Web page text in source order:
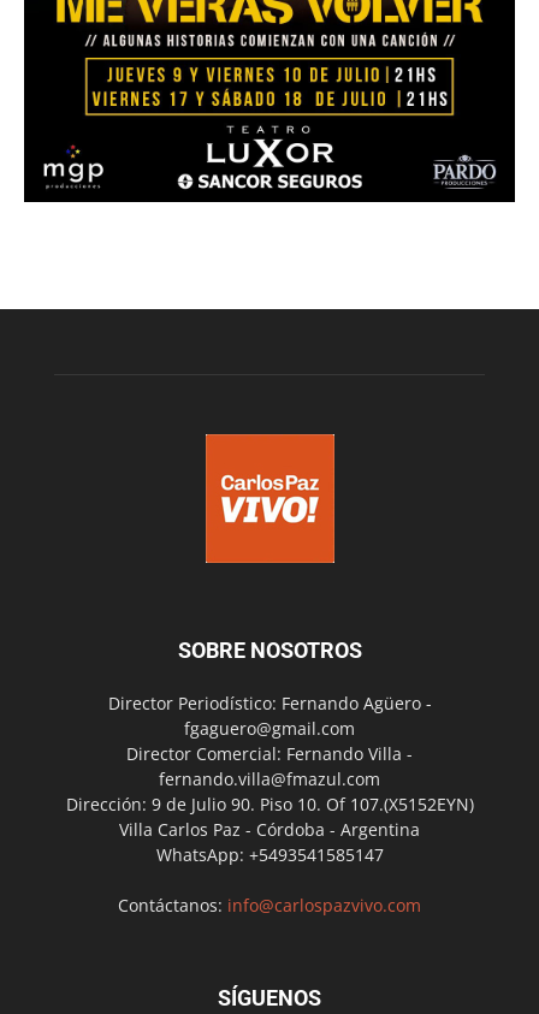
SOBRE NOSOTROS
Director Periodístico: Fernando Agüero -
fgaguero@gmail.com
Director Comercial: Fernando Villa -
fernando.villa@fmazul.com
Dirección: 9 de Julio 90. Piso 10. Of 107.(X5152EYN)
Villa Carlos Paz - Córdoba - Argentina
WhatsApp: +5493541585147
Contáctanos: info@carlospazvivo.com
SÍGUENOS